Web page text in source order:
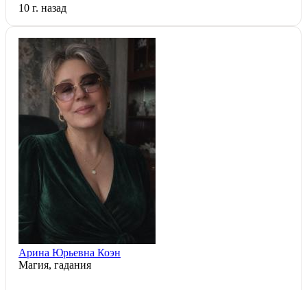
10 г. назад
Арина Юрьевна Коэн
Магия, гадания